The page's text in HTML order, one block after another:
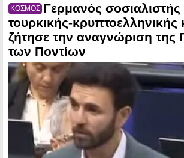
ΚΟΣΜΟΣ Γερμανός σοσιαλιστής
τουρκικής-
ζήτησε την αναγνώριση της
των Ποντίων